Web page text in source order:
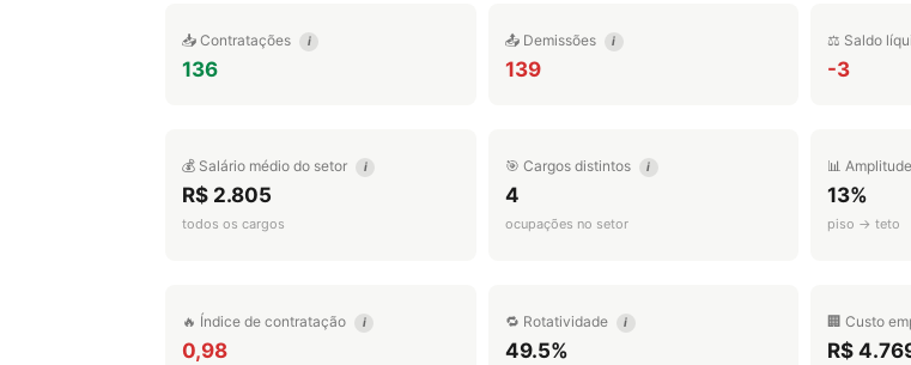
📥 Contratações i
136
📤 Demissões i
139
⚖️ Saldo
-3
💰 Salário médio do setor i
R$ 2.805
todos os cargos
🎯 Cargos distintos i
4
ocupações no setor
📊
13%
piso → teto
🔥 Índice de contratação i
0,98
🔁 Rotatividade i
49.5%
🏢 Custo
R$